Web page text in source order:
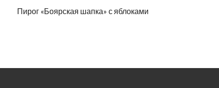
Пирог «Боярская шапка» с яблоками